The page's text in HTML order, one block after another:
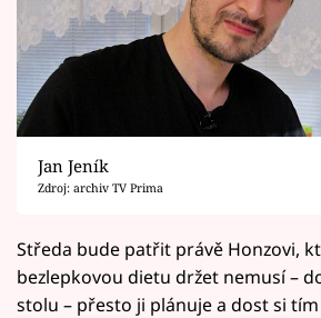
Jan Jeník
Zdroj: archiv TV Prima
Středa bude patřit právě Honzovi,
bezlepkovou dietu držet nemusí –
stolu – přesto ji plánuje a dost si